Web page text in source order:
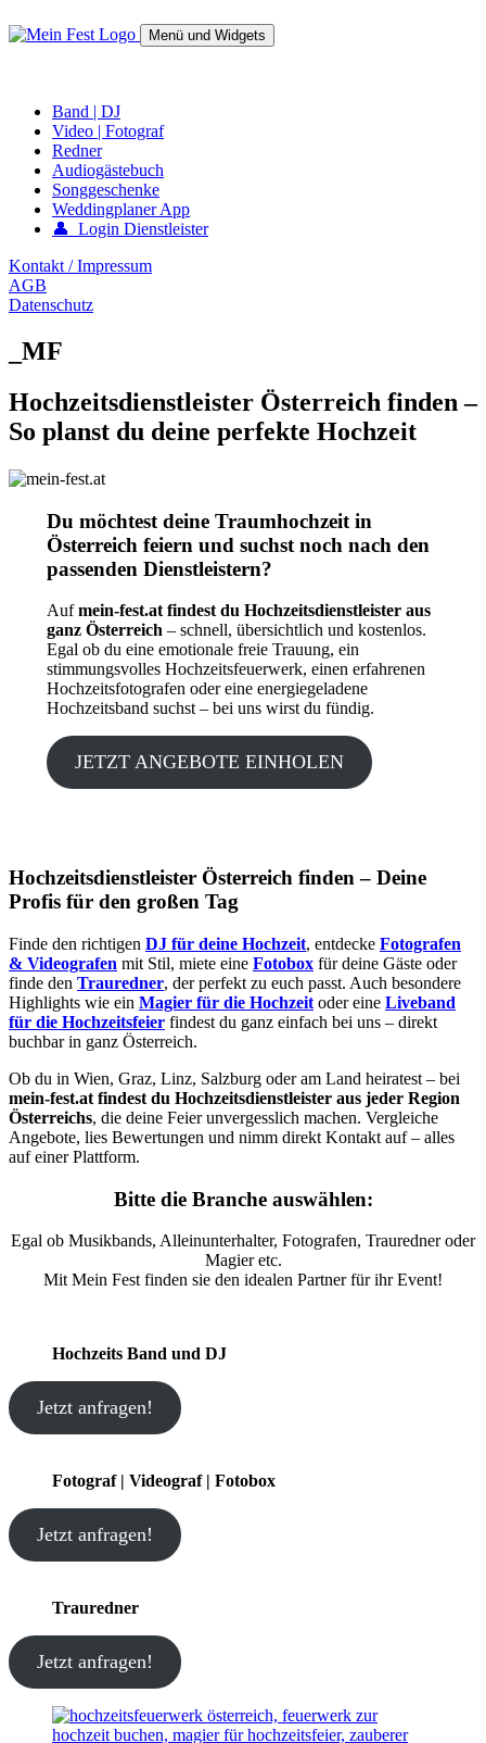
zum
Menü und Widgets
Band | DJ
Video | Fotograf
Redner
Audiogästebuch
Songgeschenke
Weddingplaner App
👤 Login Dienstleister
Kontakt / Impressum
AGB
Datenschutz
_MF
Hochzeitsdienstleister Österreich finden –
So planst du deine perfekte Hochzeit
Du möchtest deine Traumhochzeit in
Österreich feiern und suchst noch nach den
passenden Dienstleistern?
Aufmein-fest.at findest du Hochzeitsdienstleister aus
ganz Österreich– schnell, übersichtlich und kostenlos.
Egal ob du eine emotionale freie Trauung, ein
stimmungsvolles Hochzeitsfeuerwerk, einen erfahrenen
Hochzeitsfotografen oder eine energiegeladene
Hochzeitsband suchst – bei uns wirst du fündig.
JETZT ANGEBOTE EINHOLEN
Hochzeitsdienstleister Österreich finden – Deine
Profis für den großen Tag
Finde den richtigen DJ für deine Hochzeit, entdecke Fotografen
& Videografen mit Stil, miete eine Fotobox für deine Gäste oder
finde den Trauredner, der perfekt zu euch passt. Auch besondere
Highlights wie ein Magier für die Hochzeit oder eine Liveband
für die Hochzeitsfeier findest du ganz einfach bei uns – direkt
buchbar in ganz Österreich.
Ob du in Wien, Graz, Linz, Salzburg oder am Land heiratest – bei
mein-fest.at findest du Hochzeitsdienstleister aus jeder Region
Österreichs, die deine Feier unvergesslich machen. Vergleiche
Angebote, lies Bewertungen und nimm direkt Kontakt auf – alles
auf einer Plattform.
Bitte die Branche auswählen:
Egal ob Musikbands, Alleinunterhalter, Fotografen, Trauredner oder
Magier etc.
Mit Mein Fest finden sie den idealen Partner für ihr Event!
Hochzeits Band und DJ
Jetzt anfragen!
Fotograf | Videograf | Fotobox
Jetzt anfragen!
Trauredner
Jetzt anfragen!